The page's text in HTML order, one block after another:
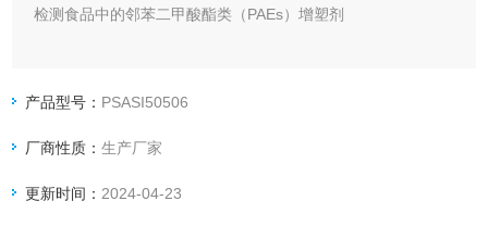
检测食品中的邻苯二甲酸酯类（PAEs）增塑剂
产品型号： PSASI50506
厂商性质：生产厂家
更新时间： 2024-04-23